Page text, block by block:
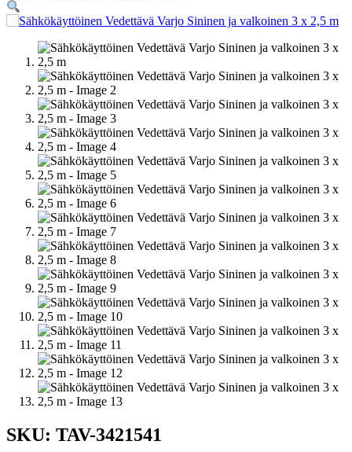
SKU: TAV-3421541